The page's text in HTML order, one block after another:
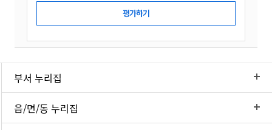
부서 누리집
읍/면/동 누리집